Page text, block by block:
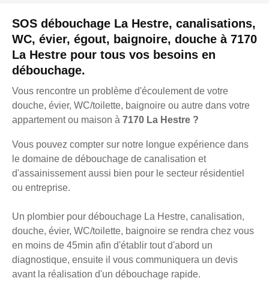
SOS débouchage La Hestre, canalisations,
WC, évier, égout, baignoire, douche à 7170
La Hestre pour tous vos besoins en
débouchage.
Vous rencontre un problème d'écoulement de votre
douche, évier, WC/toilette, baignoire ou autre dans votre
appartement ou maison à 7170 La Hestre ?
Vous pouvez compter sur notre longue expérience dans
le domaine de débouchage de canalisation et
d'assainissement aussi bien pour le secteur résidentiel
ou entreprise.
Un plombier pour débouchage La Hestre, canalisation,
douche, évier, WC/toilette, baignoire se rendra chez vous
en moins de 45min afin d'établir tout d'abord un
diagnostique, ensuite il vous communiquera un devis
avant la réalisation d'un débouchage rapide.